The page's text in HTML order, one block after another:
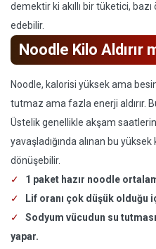
demektir ki akıllı bir tüketici,
edebilir.
Noodle Kilo Aldırır
Noodle, kalorisi yüksek ama
tutmaz ama fazla enerji aldırır.
Üstelik genellikle akşam
yavaşladığında alınan bu
dönüşebilir.
1 paket hazır noodle
Lif oranı çok düşük olduğu
Sodyum vücudun su
yapar.